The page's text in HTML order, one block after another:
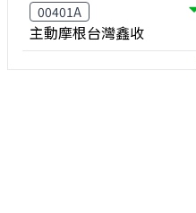
00401A
主動摩根台灣鑫收